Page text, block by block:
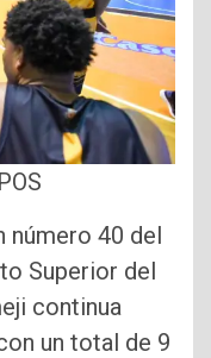
número 40 del
Superior del
continua
un total de 9